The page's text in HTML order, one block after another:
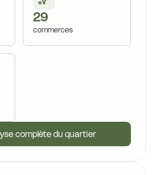
29
commerces
complète du quartier